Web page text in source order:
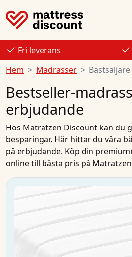
Fri leverans
Hem
Madrasser Bästsäljare
Bestseller-
erbjudande
Hos Matratzen Discount kan du
besparingar. Här hittar du våra
på erbjudande. Köp din
onlinetill bästa pris på